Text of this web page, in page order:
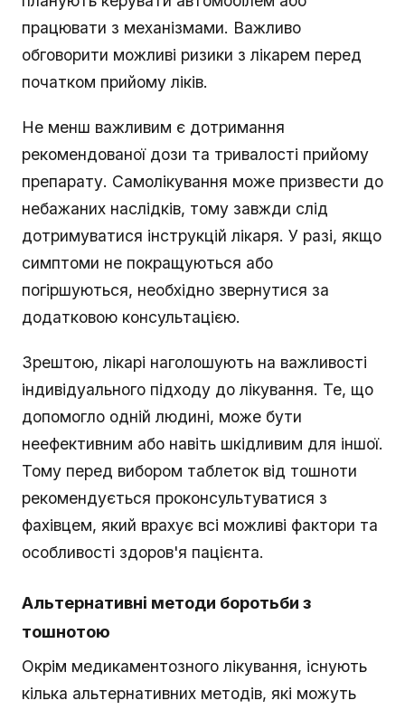
працювати з механізмами. Важливо
обговорити можливі ризики з лікарем перед
початком прийому ліків.
Не менш важливим є дотримання
рекомендованої дози та тривалості прийому
препарату. Самолікування може призвести до
небажаних наслідків, тому завжди слід
дотримуватися інструкцій лікаря. У разі, якщо
симптоми не покращуються або
погіршуються, необхідно звернутися за
додатковою консультацією.
Зрештою, лікарі наголошують на важливості
індивідуального підходу до лікування. Те, що
допомогло одній людині, може бути
неефективним або навіть шкідливим для іншої.
Тому перед вибором таблеток від тошноти
рекомендується проконсультуватися з
фахівцем, який врахує всі можливі фактори та
особливості здоров'я пацієнта.
Альтернативні методи боротьби з
тошнотою
Окрім медикаментозного лікування, існують
кілька альтернативних методів, які можуть